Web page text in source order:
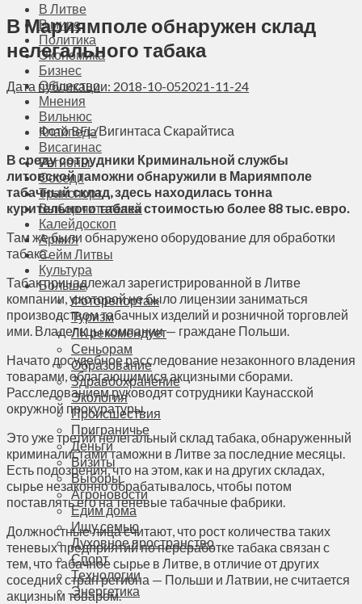
В Литве
В мире
Политика
Экономика
Бизнес
Общество
Мнения
Вильнюс
Клайпеда
Висагинас
Регионы
Соседи
Транспорт
Выбор читателей
Калейдоскоп
Армия
Сейм Литвы
Культура
Больше
Фоторепортаж
Туризм
ЛК рекомендует
Сеньорам
Образование
Здравоохранение
Экология
Происшествия
Приграничье
Деньги
Визиты
Выборы
Агроновости
Едим дома
Ищу семью
Духовное пространство
Спорт
Технологии
Энергетика
В Мариямполе обнаружен склад
нелегального табака
Дата публикации: 2018-10-052021-11-24
Фото BFL/Вигинтаса Скарайтиса
В среду сотрудники Криминальной службы
литовской таможни обнаружили в Мариямполе
табачный склад, здесь находилась тонна
курительного табака стоимостью более 88 тыс. евро.
Там же были обнаружено оборудование для обработки
табака.
Табак принадлежал зарегистрированной в Литве
компании, у которой не было лицензии заниматься
производством табачных изделий и розничной торговлей
ими. Владельцы компании — граждане Польши.
Начато досудебное расследование незаконного владения
товарами, облагающимися акцизными сборами.
Расследованием руководят сотрудники Каунасской
окружной прокуратуры.
Это уже третий нелегальный склад табака, обнаруженный
криминалистами таможни в Литве за последние месяцы.
Есть подозрения, что на этом, как и на других складах,
сырье незаконно обрабатывалось, чтобы потом
поставлять его на теневые табачные фабрики.
Должностные лица считают, что рост количества таких
теневых предприятий по переработке табака связан с
тем, что табачное сырье в Литве, в отличие от других
соседних стран региона — Польши и Латвии, не считается
акцизным товаром.